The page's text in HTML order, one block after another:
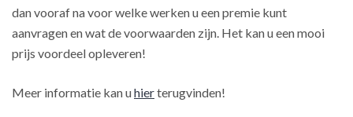
dan vooraf na voor welke werken u een premie kunt
aanvragen en wat de voorwaarden zijn. Het kan u een mooi
prijs voordeel opleveren!
Meer informatie kan uhierterugvinden!